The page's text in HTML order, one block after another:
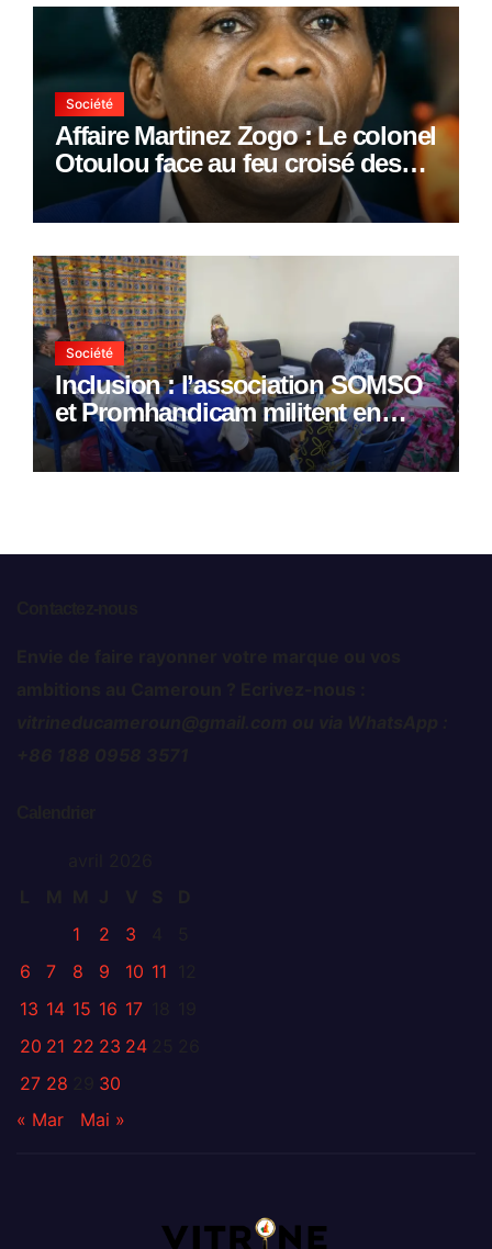
Société
Affaire Martinez Zogo : Le colonel
Otoulou face au feu croisé des
avocats de la défense
Société
Inclusion : l’association SOMSO
et Promhandicam militent en
faveur d’une réforme des
formations en hôtellerie-
1
2 3
6
7 8 9 10 11
13 14 15 16 17
20 21 22 23 24
27 28
30
« Mar
Mai »